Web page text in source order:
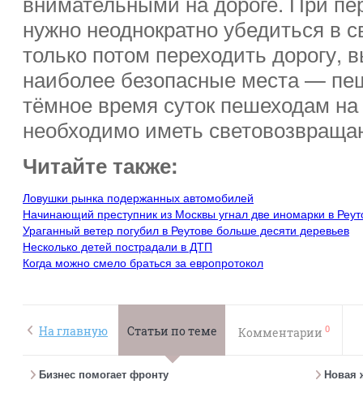
нужно неоднократно убедиться в
только потом переходить дорогу,
наиболее безопасные места —
тёмное время суток пешеходам
необходимо иметь
Читайте также:
Ловушки рынка подержанных автомобилей
Начинающий преступник из Москвы угнал две иномарки в
Ураганный ветер погубил в Реутове больше десяти деревьев
Несколько детей пострадали в ДТП
Когда можно смело браться за европротокол
На главную Статьи по теме Комментарии 0
Бизнес помогает фронту Новая